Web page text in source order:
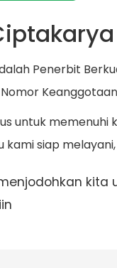
Penerbit
untuk
kami siap
kita